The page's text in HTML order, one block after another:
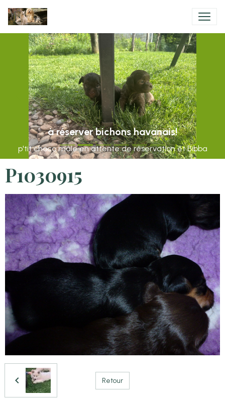
à réserver bichons havanais!
p'tit choco mâle en attente de réservation et Bibba
P1030915
Retour